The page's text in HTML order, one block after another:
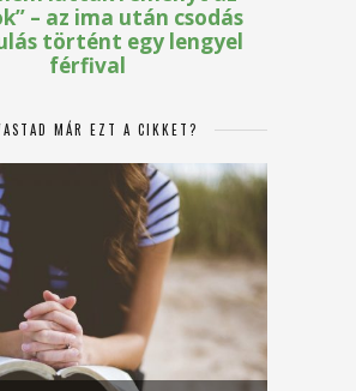
MÁR EZT A CIKKET?